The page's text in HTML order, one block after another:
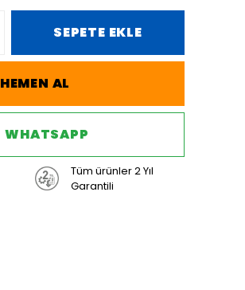
SEPETE EKLE
HEMEN AL
WHATSAPP
Tüm ürünler 2 Yıl
Garantili